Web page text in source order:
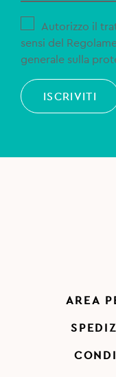
Autorizzo il
sensi del
generale sulla
ISCRIVITI
AREA